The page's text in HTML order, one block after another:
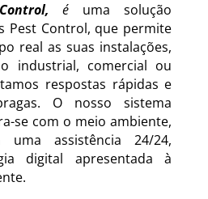
é uma solução
Pest Control, que permite
real as suas instalações,
industrial, comercial ou
respostas rápidas e
O nosso sistema
se com o meio ambiente,
uma assistência 24/24,
digital apresentada à